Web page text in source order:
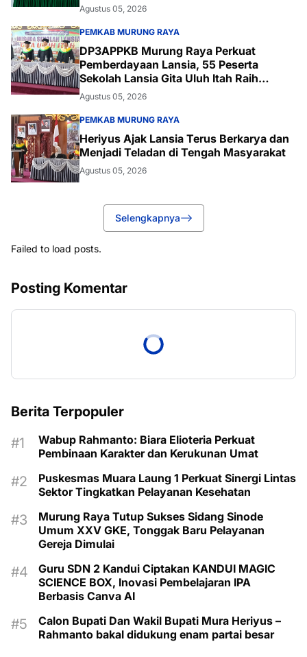
Palangka Raya
Agustus 05, 2026
PEMKAB MURUNG RAYA
DP3APPKB Murung Raya Perkuat
Pemberdayaan Lansia, 55 Peserta
Sekolah Lansia Gita Uluh Itah Raih
Kelulusan
Agustus 05, 2026
PEMKAB MURUNG RAYA
Heriyus Ajak Lansia Terus Berkarya dan
Menjadi Teladan di Tengah Masyarakat
Agustus 05, 2026
Selengkapnya
Failed to load posts.
Posting Komentar
Berita Terpopuler
Wabup Rahmanto: Biara Elioteria Perkuat
Pembinaan Karakter dan Kerukunan Umat
Puskesmas Muara Laung 1 Perkuat Sinergi Lintas
Sektor Tingkatkan Pelayanan Kesehatan
Murung Raya Tutup Sukses Sidang Sinode
Umum XXV GKE, Tonggak Baru Pelayanan
Gereja Dimulai
Guru SDN 2 Kandui Ciptakan KANDUI MAGIC
SCIENCE BOX, Inovasi Pembelajaran IPA
Berbasis Canva AI
Calon Bupati Dan Wakil Bupati Mura Heriyus –
Rahmanto bakal didukung enam partai besar